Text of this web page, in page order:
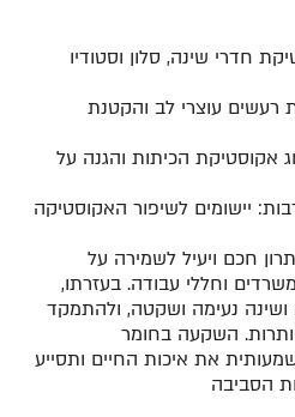
חדרי שינה, סלון וסטודיו
רעשים עוצרי לב והקטנת
אקוסטיקת הכיתות והגנה על
יישומים לשיפור האקוסטיקה
חכם ויעיל לשמירה על
וחללי עבודה. בעזרתו,
ושינה נעימה ושקטה, ולהתמקד
השקעה בחומר
את איכות החיים ותסייע
הסביבה